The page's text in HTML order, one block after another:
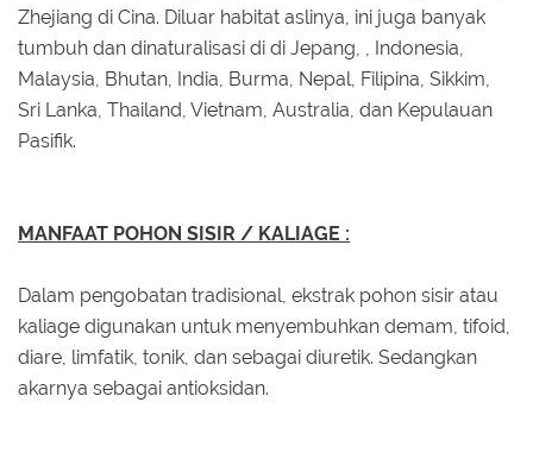
Zhejiang di Cina. Diluar habitat aslinya, ini juga banyak
tumbuh dan dinaturalisasi di di Jepang, , Indonesia,
Malaysia, Bhutan, India, Burma, Nepal, Filipina, Sikkim,
Sri Lanka, Thailand, Vietnam, Australia, dan Kepulauan
Pasifik.
MANFAAT POHON SISIR / KALIAGE :
Dalam pengobatan tradisional, ekstrak pohon sisir atau
kaliage digunakan untuk menyembuhkan demam, tifoid,
diare, limfatik, tonik, dan sebagai diuretik. Sedangkan
akarnya sebagai antioksidan.